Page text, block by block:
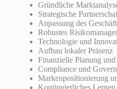
Gründliche
Strategische
Anpassung des
Robustes
Technologie und
Aufbau lokaler Präsenz
Finanzielle Planung
Compliance und
Markenpositionierung
Kontinuierliches Lernen